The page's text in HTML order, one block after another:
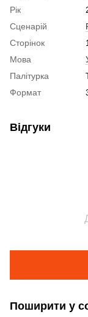
Рік
Сценарій
Сторінок
Мова
Палітурка
Формат
Відгуки
Поширити у